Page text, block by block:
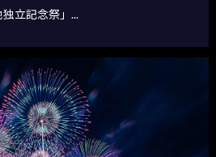
立記念祭」...